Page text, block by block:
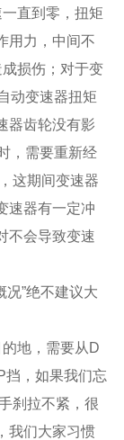
直到零，扭矩
用力，中间不
损伤；对于变
动变速器扭矩
器齿轮没有影
，需要重新经
这期间变速器
速器有一定冲
不会导致变速
况”绝不建议大
地，需要从D
挡，如果我们忘
刹拉不紧，很
我们大家习惯